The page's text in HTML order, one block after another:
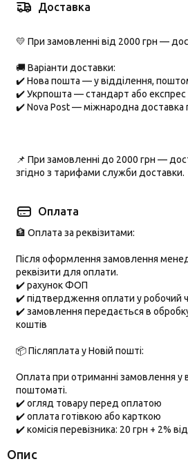
Доставка
💛 При замовленні від 2000 грн —
🚚 Варіанти доставки:
✔️Нова пошта — у відділення,
✔️Укрпошта — стандарт або експрес
✔️Nova Post— міжнародна доставка
📌 При замовленні до 2000 грн —
згідно з тарифами служби доставки.
Оплата
🏦 Оплата за реквізитами:
Після оформлення замовлення
реквізити для оплати.
✔️ рахунок ФОП
✔️ підтвердження оплати у робочий
✔️ замовлення передається в
коштів
📦 Післяплата у Новій пошті:
Оплата при отриманні замовлення у
поштоматі.
✔️ огляд товару перед оплатою
✔️ оплата готівкою або карткою
✔️ комісія перевізника: 20 грн + 2%
Опис